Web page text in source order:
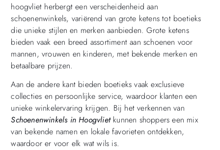
hoogvliet herbergt een verscheidenheid aan
schoenenwinkels, variërend van grote ketens tot boetieks
die unieke stijlen en merken aanbieden. Grote ketens
bieden vaak een breed assortiment aan schoenen voor
mannen, vrouwen en kinderen, met bekende merken en
betaalbare prijzen.
Aan de andere kant bieden boetieks vaak exclusieve
collecties en persoonlijke service, waardoor klanten een
unieke winkelervaring krijgen. Bij het verkennen van
Schoenenwinkels in Hoogvlietkunnen shoppers een mix
van bekende namen en lokale favorieten ontdekken,
waardoor er voor elk wat wils is.